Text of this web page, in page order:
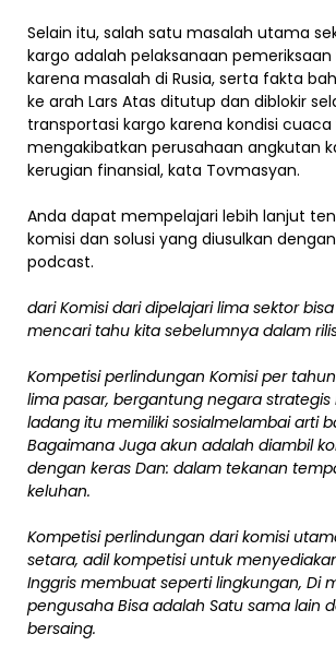
Selain itu, salah satu masalah utama
kargo adalah pelaksanaan
karena masalah di Rusia, serta fakta
ke arah Lars Atas ditutup dan diblokir
transportasi kargo karena kondisi cuaca
mengakibatkan perusahaan angkutan
kerugian finansial, kata Tovmasyan.
Anda dapat mempelajari lebih lanjut
komisi dan solusi yang diusulkan
podcast.
dari Komisi dari dipelajari lima sektor bisa
mencari tahu kita sebelumnya dalam
Kompetisi perlindungan Komisi per tahun
lima pasar, bergantung negara strategis
ladang itu memiliki sosialmelambai arti
Bagaimana Juga akun adalah diambil
dengan keras Dan: dalam tekanan
keluhan.
Kompetisi perlindungan dari komisi
setara, adil kompetisi untuk
Inggris membuat seperti lingkungan, Di
pengusaha Bisa adalah Satu sama lain
bersaing.